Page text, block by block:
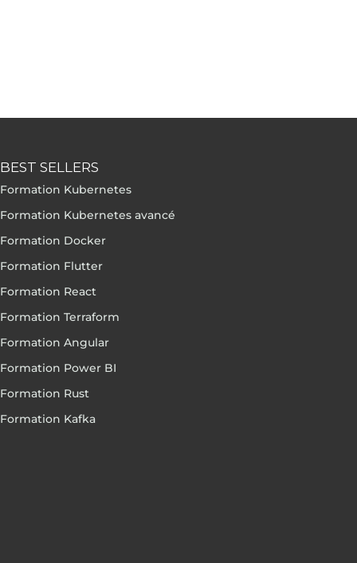
BEST SELLERS
Formation Kubernetes
Formation Kubernetes avancé
Formation Docker
Formation Flutter
Formation React
Formation Terraform
Formation Angular
Formation Power BI
Formation Rust
Formation Kafka